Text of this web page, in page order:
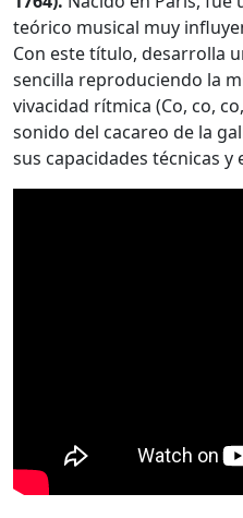
teórico musical muy
Con este título, desarrolla
sencilla reproduciendo la
vivacidad rítmica (Co, co,
sonido del cacareo de la
sus capacidades técnicas y